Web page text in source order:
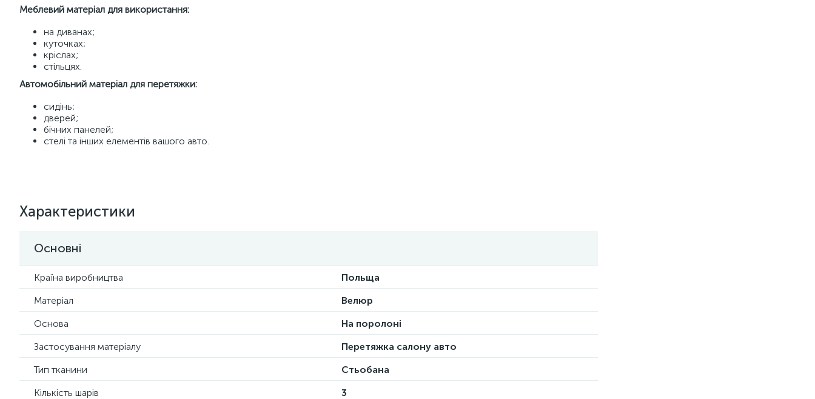
Меблевий матеріал для використання:
на диванах;
куточках;
кріслах;
стільцях.
Автомобільний матеріал для перетяжки:
сидінь;
дверей;
бічних панелей;
стелі та інших елементів вашого авто.
Характеристики
Основні
Країна виробництва
Польща
Матеріал
Велюр
Основа
На поролоні
Застосування матеріалу
Перетяжка салону авто
Тип тканини
Стьобана
Кількість шарів
3